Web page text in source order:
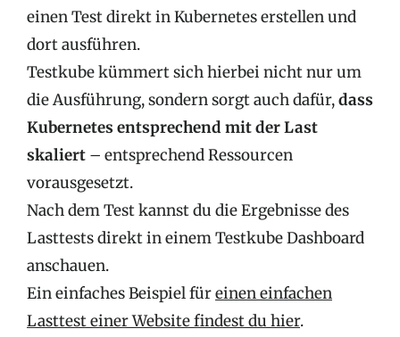
einen Test direkt in Kubernetes erstellen und
dort ausführen.
Testkube kümmert sich hierbei nicht nur um
die Ausführung, sondern sorgt auch dafür,dass
Kubernetes entsprechend mit der Last
skaliert – entsprechend Ressourcen
vorausgesetzt.
Nach dem Test kannst du die Ergebnisse des
Lasttests direkt in einem Testkube Dashboard
anschauen.
Ein einfaches Beispiel füreinen einfachen
Lasttest einer Website findest du hier.